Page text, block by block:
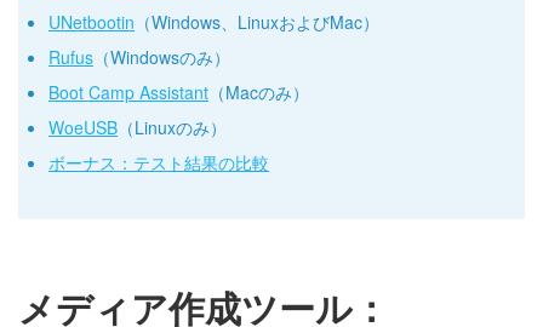
UNetbootin （Windows、LinuxおよびMac）
Rufus （Windowsのみ）
Boot Camp Assistant （Macのみ）
WoeUSB （Linuxのみ）
ボーナス：テスト結果の比較
メディア作成ツール：